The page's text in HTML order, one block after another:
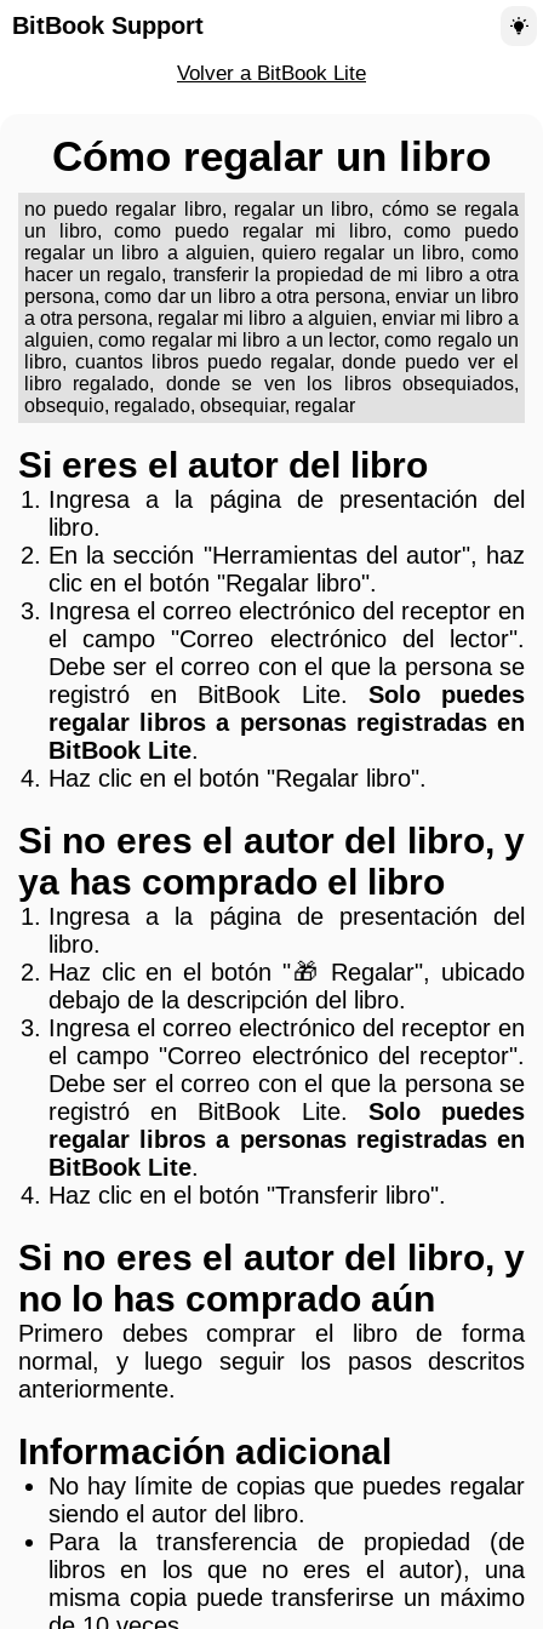
BitBook Support
Volver a BitBook Lite
Cómo regalar un libro
no puedo regalar libro, regalar un libro, cómo se regala
un libro, como puedo regalar mi libro, como puedo
regalar un libro a alguien, quiero regalar un libro, como
hacer un regalo, transferir la propiedad de mi libro a otra
persona, como dar un libro a otra persona, enviar un libro
a otra persona, regalar mi libro a alguien, enviar mi libro a
alguien, como regalar mi libro a un lector, como regalo un
libro, cuantos libros puedo regalar, donde puedo ver el
libro regalado, donde se ven los libros obsequiados,
obsequio, regalado, obsequiar, regalar
Si eres el autor del libro
Ingresa a la página de presentación del
libro.
En la sección "Herramientas del autor", haz
clic en el botón "Regalar libro".
Ingresa el correo electrónico del receptor en
el campo "Correo electrónico del lector".
Debe ser el correo con el que la persona se
registró en BitBook Lite. Solo puedes
regalar libros a personas registradas en
BitBook Lite.
Haz clic en el botón "Regalar libro".
Si no eres el autor del libro, y
ya has comprado el libro
Ingresa a la página de presentación del
libro.
Haz clic en el botón "🎁 Regalar", ubicado
debajo de la descripción del libro.
Ingresa el correo electrónico del receptor en
el campo "Correo electrónico del receptor".
Debe ser el correo con el que la persona se
registró en BitBook Lite. Solo puedes
regalar libros a personas registradas en
BitBook Lite.
Haz clic en el botón "Transferir libro".
Si no eres el autor del libro, y
no lo has comprado aún
Primero debes comprar el libro de forma
normal, y luego seguir los pasos descritos
anteriormente.
Información adicional
No hay límite de copias que puedes regalar
siendo el autor del libro.
Para la transferencia de propiedad (de
libros en los que no eres el autor), una
misma copia puede transferirse un máximo